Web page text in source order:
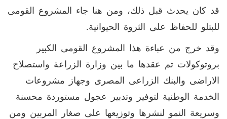
قد كان يحدث قبل ذلك، ومن هنا جاء المشروع القومى
للبتلو للحفاظ على الثروة الحيوانية.
وقد خرج من عباءة هذا المشروع القومى الكبير
بروتوكولات تم عقدها ما بين وزارة الزراعة واستصلاح
الاراضى والبنك الزراعى المصرى وجهاز مشروعات
الخدمة الوطنية لتوفير وتدبير عجول مستوردة محسنة
وسريعة النمو لنشرها وتوزيعها على صغار المربين ومن